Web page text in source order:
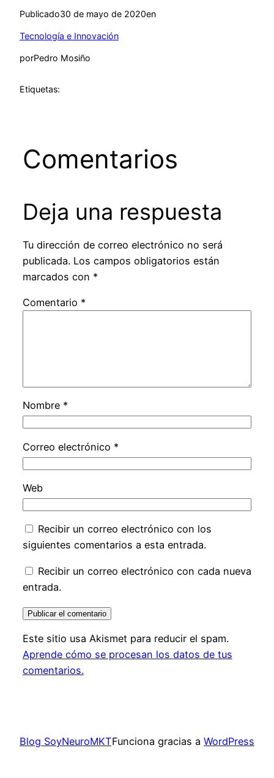
Publicado30 de mayo de 2020en
Tecnología e Innovación
porPedro Mosiño
Etiquetas:
Comentarios
Deja una respuesta
Tu dirección de correo electrónico no será
publicada. Los campos obligatorios están
marcados con *
Comentario *
Nombre *
Correo electrónico *
Web
Recibir un correo electrónico con los
siguientes comentarios a esta entrada.
Recibir un correo electrónico con cada nueva
entrada.
Este sitio usa Akismet para reducir el spam.
Aprende cómo se procesan los datos de tus
comentarios.
Blog SoyNeuroMKTFunciona gracias a WordPress